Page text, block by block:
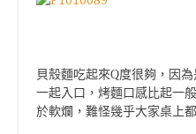
貝殼麵吃起來Q度很夠，因
一起入口，烤麵口感比起一
於軟爛，難怪幾乎大家桌上